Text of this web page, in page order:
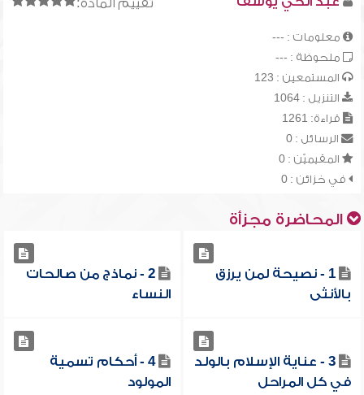
تقييم المادة:
معلومات : ---
ملحوظة : ---
المستمعين : 123
التنزيل : 1064
قراءة: 1261
الرسائل : 0
المقيميّن : 0
في خزائن : 0
المحاضرة مجزأة
1 - نصيحة لمن يرزق
بالأنثى
2 - نماذج من صالحات
النساء
3 - عناية الإسلام بالولد
في كل المراحل
4 - أحكام تسمية
المولود